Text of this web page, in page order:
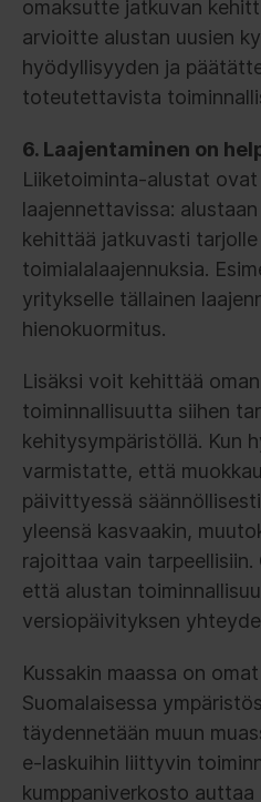
omaksutte jatkuvan
arvioitte alustan uusien
hyödyllisyyden ja
toteutettavista
6. Laajentaminen on
Liiketoiminta-alustat
laajennettavissa:
kehittää jatkuvasti tarjolle
toimialalaajennuksia.
yritykselle tällainen
hienokuormitus.
Lisäksi voit kehittää
toiminnallisuutta siihen
kehitysympäristöllä. Kun
varmistatte, että
päivittyessä
yleensä kasvaakin,
rajoittaa vain tarpeellisiin.
että alustan
versiopäivityksen
Kussakin maassa on
Suomalaisessa
täydennetään muun
e-laskuihin liittyvin
kumppaniverkosto auttaa